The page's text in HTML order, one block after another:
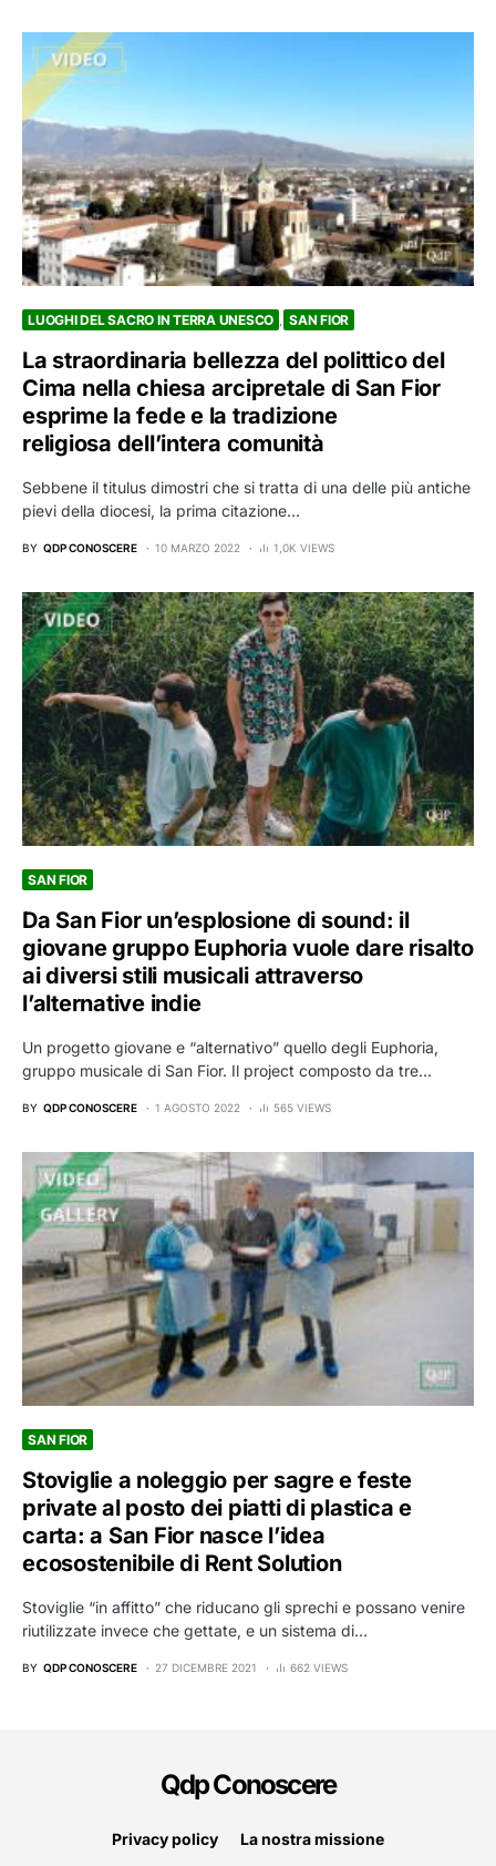
LUOGHI DEL SACRO IN TERRA UNESCO SAN FIOR
La straordinaria bellezza del polittico del
Cima nella chiesa arcipretale di San Fior
esprime la fede e la tradizione
religiosa dell’intera comunità
Sebbene il titulus dimostri che si tratta di una delle più antiche
pievi della diocesi, la prima citazione…
BY QDP CONOSCERE 10 MARZO 2022 1,0K VIEWS
SAN FIOR
Da San Fior un’esplosione di sound: il
giovane gruppo Euphoria vuole dare risalto
ai diversi stili musicali attraverso
l’alternative indie
Un progetto giovane e “alternativo” quello degli Euphoria,
gruppo musicale di San Fior. Il project composto da tre…
BY QDP CONOSCERE 1 AGOSTO 2022 565 VIEWS
SAN FIOR
Stoviglie a noleggio per sagre e feste
private al posto dei piatti di plastica e
carta: a San Fior nasce l’idea
ecosostenibile di Rent Solution
Stoviglie “in affitto” che riducano gli sprechi e possano venire
riutilizzate invece che gettate, e un sistema di…
BY QDP CONOSCERE 27 DICEMBRE 2021 662 VIEWS
Qdp Conoscere
Privacy policy La nostra missione